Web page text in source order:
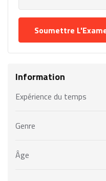
Information
Expérience du temps
Genre
Âge